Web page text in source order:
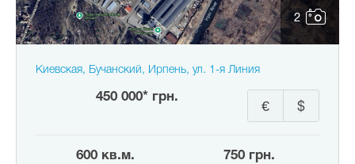
2
Киевская, Бучанский, Ирпень, ул. 1-я Линия
450 000* грн.
$
€
600 кв.м. 750 грн.